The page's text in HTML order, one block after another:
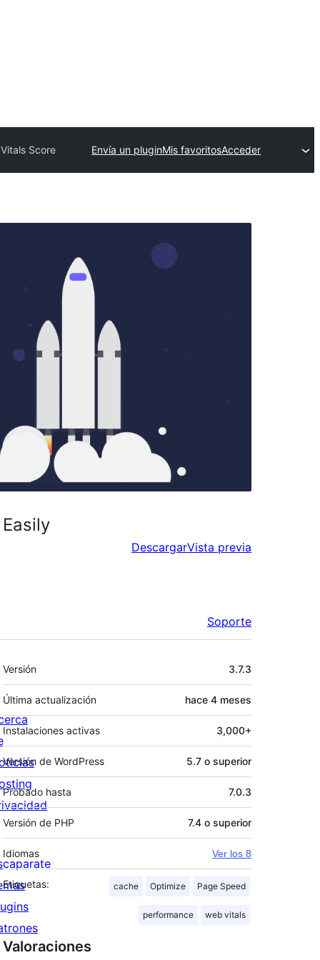
Score Envía un pluginMis favoritosAcceder
DescargarVista previa
Soporte
Meta
Versión 3.7.3
Última actualización hace 4 meses
Instalaciones activas 3,000+
Versión de WordPress 5.7 o superior
Probado hasta 7.0.3
Versión de PHP 7.4 o superior
Idiomas Ver los 8
Etiquetas: cache Optimize Page Speed
performance web vitals
Valoraciones